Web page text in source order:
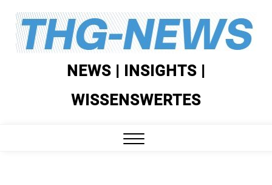
Skip
content
NEWS | INSIGHTS |
WISSENSWERTES